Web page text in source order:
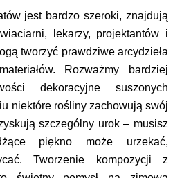
jest bardzo szeroki, znajdują
lekarzy, projektantów i
tworzyć prawdziwe arcydzieła
Rozważmy bardziej
dekoracyjne suszonych
niektóre rośliny zachowują swój
szczególny urok – musisz
piękno może urzekać,
Tworzenie kompozycji z